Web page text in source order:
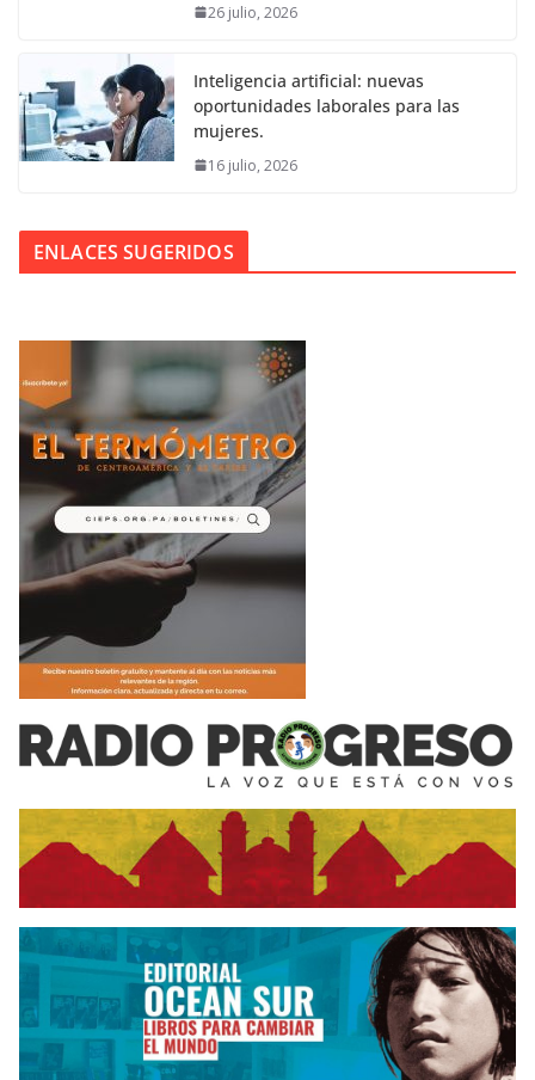
26 julio, 2026
Inteligencia artificial: nuevas
oportunidades laborales para las
mujeres.
16 julio, 2026
ENLACES SUGERIDOS